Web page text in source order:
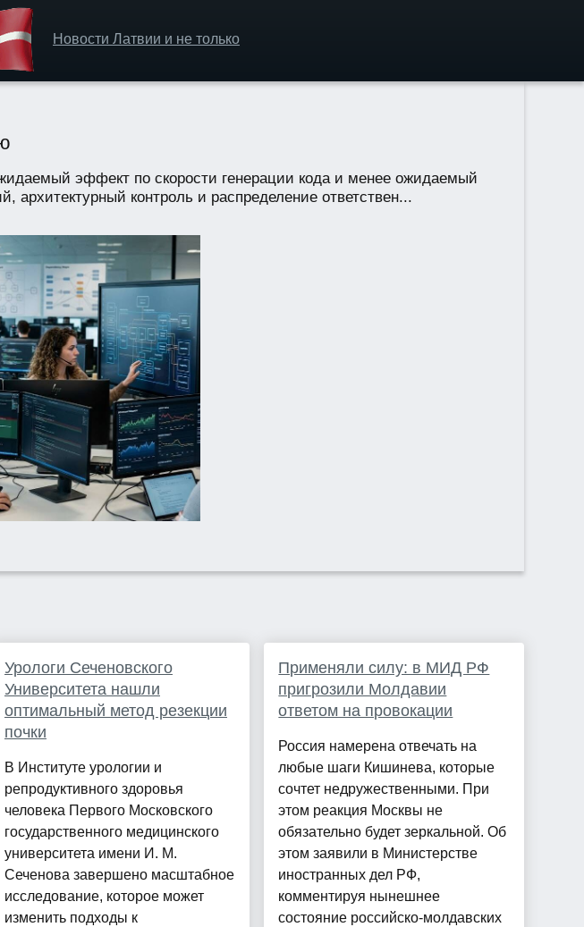
Новости Латвии и не только
эффект по скорости генерации кода и менее ожидаемый
контроль и распределение ответствен...
Урологи Сеченовского
Университета нашли
оптимальный метод резекции
почки
В Институте урологии и
репродуктивного здоровья
человека Первого Московского
государственного медицинского
университета имени И. М.
Сеченова завершено масштабное
исследование, которое может
изменить подходы к
Применяли силу: в МИД РФ
пригрозили Молдавии
ответом на провокации
Россия намерена отвечать на
любые шаги Кишинева, которые
сочтет недружественными. При
этом реакция Москвы не
обязательно будет зеркальной. Об
этом заявили в Министерстве
иностранных дел РФ,
комментируя нынешнее
состояние российско-молдавских